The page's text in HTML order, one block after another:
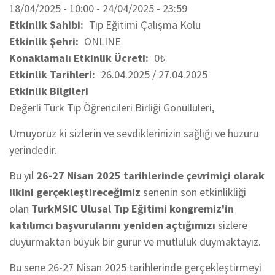
18/04/2025 - 10:00 - 24/04/2025 - 23:59
Etkinlik Sahibi
Tıp Eğitimi Çalışma Kolu
Etkinlik Şehri
ONLINE
Konaklamalı Etkinlik Ücreti
0₺
Etkinlik Tarihleri
26.04.2025 / 27.04.2025
Etkinlik Bilgileri
Değerli Türk Tıp Öğrencileri Birliği Gönüllüleri,
Umuyoruz ki sizlerin ve sevdiklerinizin sağlığı ve huzuru
yerindedir.
Bu yıl 26-27 Nisan 2025 tarihlerinde çevrimiçi olarak
ilkini gerçekleştireceğimiz senenin son etkinlikliği
olan TurkMSIC Ulusal Tıp Eğitimi kongremiz'in
katılımcı başvurularını yeniden açtığımızı sizlere
duyurmaktan büyük bir gurur ve mutluluk duymaktayız.
Bu sene 26-27 Nisan 2025 tarihlerinde gerçekleştirmeyi